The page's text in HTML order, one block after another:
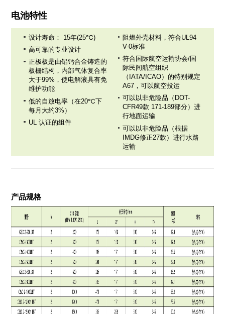
电池特性
设计寿命： 15年(25℃)
高可靠的专业设计
正极板是由铅钙合金铸造的
板栅结构，内部气体复合率
大于99%，使电解液具有免
维护功能
低的自放电率（在20℃下
每月大约3%）
UL 认证的组件
阻燃外壳材料，符合UL94
V-0标准
符合国际航空运输协会/国
际民间航空组织
（IATA/ICAO）的特别规定
A67，可以航空投运
可以以非危险品（DOT-
CFR49款 171-189部分）进
行地面运输
可以以非危险品（根据
IMDG修正27款）进行水路
运输
产品规格